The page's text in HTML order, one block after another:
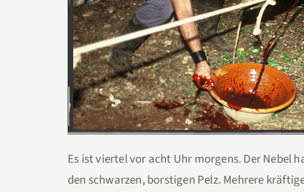
Es ist viertel vor acht Uhr morgens. Der Nebel
den schwarzen, borstigen Pelz. Mehrere